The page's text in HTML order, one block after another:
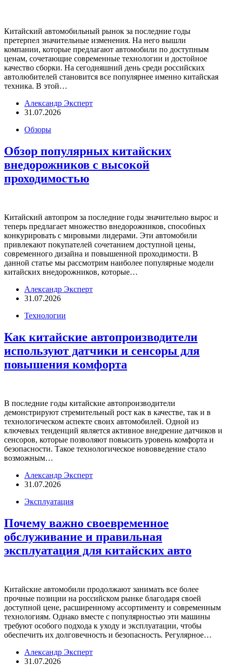
Китайский автомобильный рынок за последние годы
претерпел значительные изменения. На него вышли
компании, которые предлагают автомобили по доступным
ценам, сочетающие современные технологии и достойное
качество сборки. На сегодняшний день среди российских
автолюбителей становится все популярнее именно китайская
техника. В этой…
Александр Эксперт
31.07.2026
Обзоры
Обзор популярных китайских
внедорожников с высокой
проходимостью
Китайский автопром за последние годы значительно вырос и
теперь предлагает множество внедорожников, способных
конкурировать с мировыми лидерами. Эти автомобили
привлекают покупателей сочетанием доступной цены,
современного дизайна и повышенной проходимости. В
данной статье мы рассмотрим наиболее популярные модели
китайских внедорожников, которые…
Александр Эксперт
31.07.2026
Технологии
Как китайские автопроизводители
используют датчики и сенсоры для
повышения комфорта
В последние годы китайские автопроизводители
демонстрируют стремительный рост как в качестве, так и в
технологическом аспекте своих автомобилей. Одной из
ключевых тенденций является активное внедрение датчиков и
сенсоров, которые позволяют повысить уровень комфорта и
безопасности. Такое технологическое нововведение стало
возможным…
Александр Эксперт
31.07.2026
Эксплуатация
Почему важно своевременное
обслуживание и правильная
эксплуатация для китайских авто
Китайские автомобили продолжают занимать все более
прочные позиции на российском рынке благодаря своей
доступной цене, расширенному ассортименту и современным
технологиям. Однако вместе с популярностью эти машины
требуют особого подхода к уходу и эксплуатации, чтобы
обеспечить их долговечность и безопасность. Регулярное…
Александр Эксперт
31.07.2026